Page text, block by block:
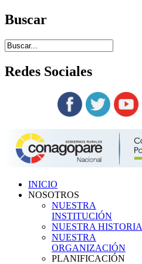
Buscar
Redes Sociales
INICIO
NOSOTROS
NUESTRA
INSTITUCIÓN
NUESTRA HISTORIA
NUESTRA
ORGANIZACIÓN
PLANIFICACIÓN